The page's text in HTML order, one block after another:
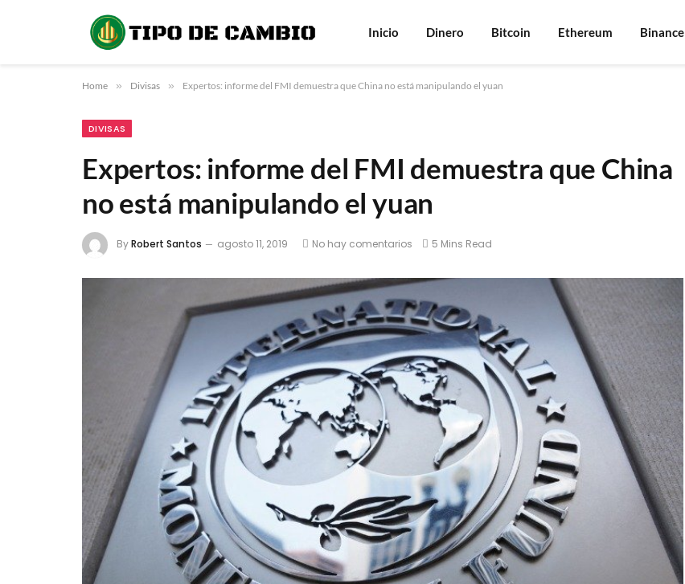
Inicio Dinero Bitcoin Ethereum Binance
Home » Divisas » Expertos: informe del FMI demuestra que China no está manipulando el yuan
DIVISAS
Expertos: informe del FMI demuestra que China
no está manipulando el yuan
ByRobert Santos agosto 11, 2019 No hay comentarios 5 Mins Read